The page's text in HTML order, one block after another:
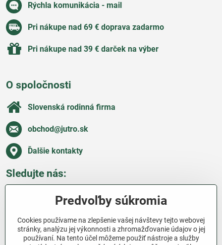
Rýchla komunikácia - mail
Pri nákupe nad 69 € doprava zadarmo
Pri nákupe nad 39 € darček na výber
O spoločnosti
Slovenská rodinná firma
obchod​@jutro​.sk
Ďalšie kontakty
Sledujte nás:
Všetko o nákupe
Predvoľby súkromia
Cookies používame na zlepšenie vašej návštevy tejto webovej
stránky, analýzu jej výkonnosti a zhromažďovanie údajov o jej
používaní. Na tento účel môžeme použiť nástroje a služby